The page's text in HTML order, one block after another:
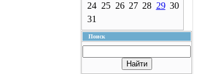
24 25 26 27 28 29 30
31
Поиск